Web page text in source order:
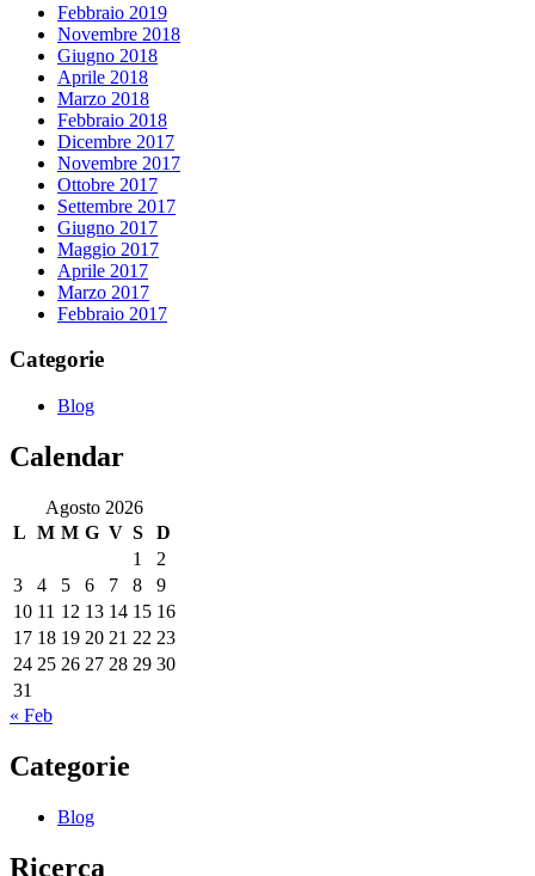
Febbraio 2019
Novembre 2018
Giugno 2018
Aprile 2018
Marzo 2018
Febbraio 2018
Dicembre 2017
Novembre 2017
Ottobre 2017
Settembre 2017
Giugno 2017
Maggio 2017
Aprile 2017
Marzo 2017
Febbraio 2017
Categorie
Blog
Calendar
Agosto 2026
L M M G V S
D
1
2
3
4 5 6 7 8
9
10 11 12 13 14 15 16
17 18 19 20 21 22 23
24 25 26 27 28 29 30
31
« Feb
Categorie
Blog
Ricerca